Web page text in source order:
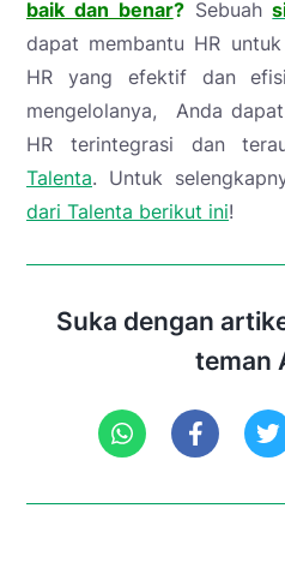
baik dan benar?Sebuah
dapat membantu HR
HR yang efektif dan
mengelolanya, Anda
HR terintegrasi dan
Talenta. Untuk
dari Talenta berikut ini!
Suka dengan
teman